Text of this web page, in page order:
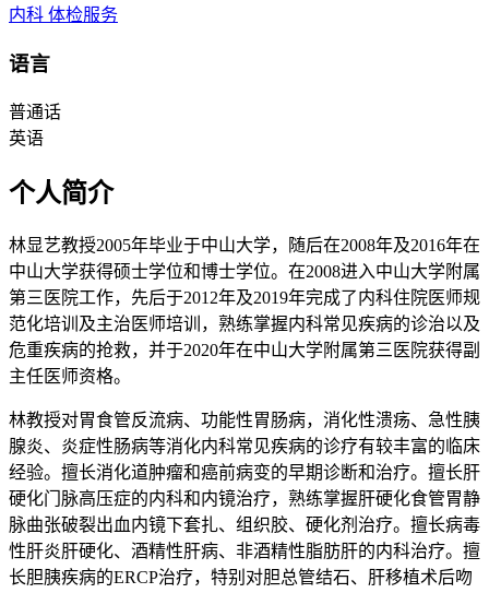
内科 体检服务
语言
普通话
英语
个人简介
林显艺教授2005年毕业于中山大学，随后在2008年及2016年在
中山大学获得硕士学位和博士学位。在2008进入中山大学附属
第三医院工作，先后于2012年及2019年完成了内科住院医师规
范化培训及主治医师培训，熟练掌握内科常见疾病的诊治以及
危重疾病的抢救，并于2020年在中山大学附属第三医院获得副
主任医师资格。
林教授对胃食管反流病、功能性胃肠病，消化性溃疡、急性胰
腺炎、炎症性肠病等消化内科常见疾病的诊疗有较丰富的临床
经验。擅长消化道肿瘤和癌前病变的早期诊断和治疗。擅长肝
硬化门脉高压症的内科和内镜治疗，熟练掌握肝硬化食管胃静
脉曲张破裂出血内镜下套扎、组织胶、硬化剂治疗。擅长病毒
性肝炎肝硬化、酒精性肝病、非酒精性脂肪肝的内科治疗。擅
长胆胰疾病的ERCP治疗，特别对胆总管结石、肝移植术后吻